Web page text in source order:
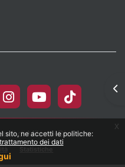
sito, ne accetti le politiche:
dei dati
x
di Milano-Bicocca